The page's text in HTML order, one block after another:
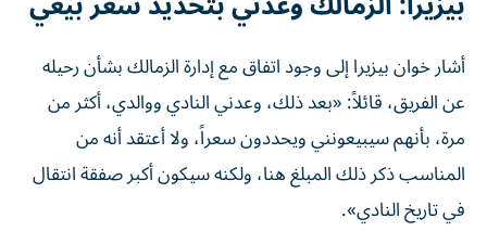
أشار خوان بيزيرا إلى وجود اتفاق مع إدارة الزمالك بشأن رحيله
عن الفريق، قائلاً: «بعد ذلك، وعدني النادي ووالدي، أكثر من
مرة، بأنهم سيبيعونني ويحددون سعراً، ولا أعتقد أنه من
المناسب ذكر ذلك المبلغ هنا، ولكنه سيكون أكبر صفقة انتقال
في تاريخ النادي».